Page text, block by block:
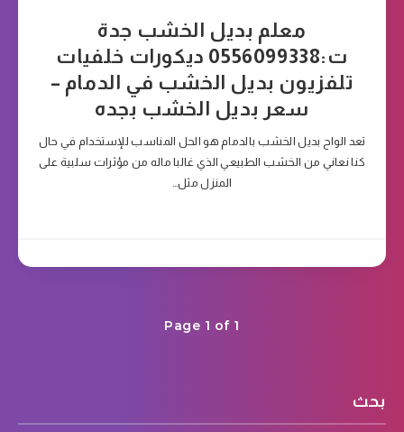
معلم بديل الخشب جدة
ت:0556099338 ديكورات خلفيات
تلفزيون بديل الخشب في الدمام –
سعر بديل الخشب بجده
تعد الواح بديل الخشب بالدمام هو الحل المناسب للإستخدام في حال
كنا نعاني من الخشب الطبيعي الذي غالبا ماله من مؤثرات سلبية على
المنزل مثل…
Page 1 of 1
بحث